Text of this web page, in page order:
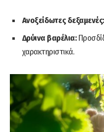
Ανοξείδωτες δεξαμενές:
Δρύινα βαρέλια:
χαρακτηριστικά.